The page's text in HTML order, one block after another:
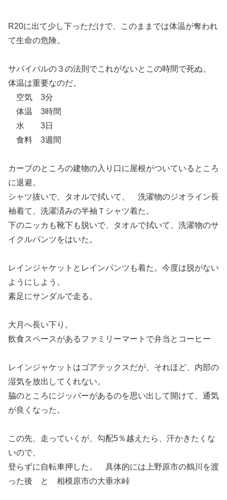
R20に出て少し下っただけで、このままでは体温が奪われ
て生命の危険。
サバイバルの３の法則でこれがないとこの時間で死ぬ。
体温は重要なのだ。
空気 3分
体温 3時間
水 3日
食料 3週間
カーブのところの建物の入り口に屋根がついているところ
に退避。
シャツ抜いで、タオルで拭いて、 洗濯物のジオライン長
袖着て、洗濯済みの半袖Ｔシャツ着た。
下のニッカも靴下も脱いで、タオルで拭いて、洗濯物のサ
イクルパンツをはいた。
レインジャケットとレインパンツも着た。今度は脱がない
ようにしよう。
素足にサンダルで走る。
大月へ長い下り。
飲食スペースがあるファミリーマートで弁当とコーヒー
レインジャケットはゴアテックスだが、それほど、内部の
湿気を放出してくれない。
脇のところにジッパーがあるのを思い出して開けて、通気
が良くなった。
この先、走っていくが、勾配5％越えたら、汗かきたくな
いので、
登らずに自転車押した。 具体的には上野原市の鶴川を渡
った後 と 相模原市の大垂水峠